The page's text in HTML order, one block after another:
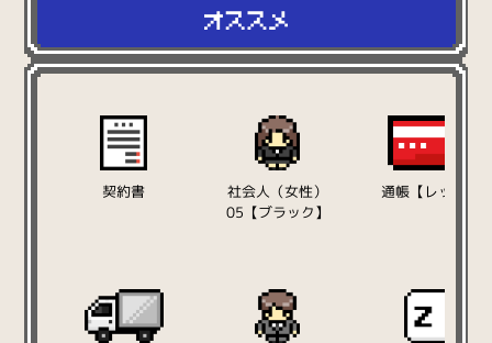
契約書
社会人（女性）
05【ブラック】
通帳【レッド】